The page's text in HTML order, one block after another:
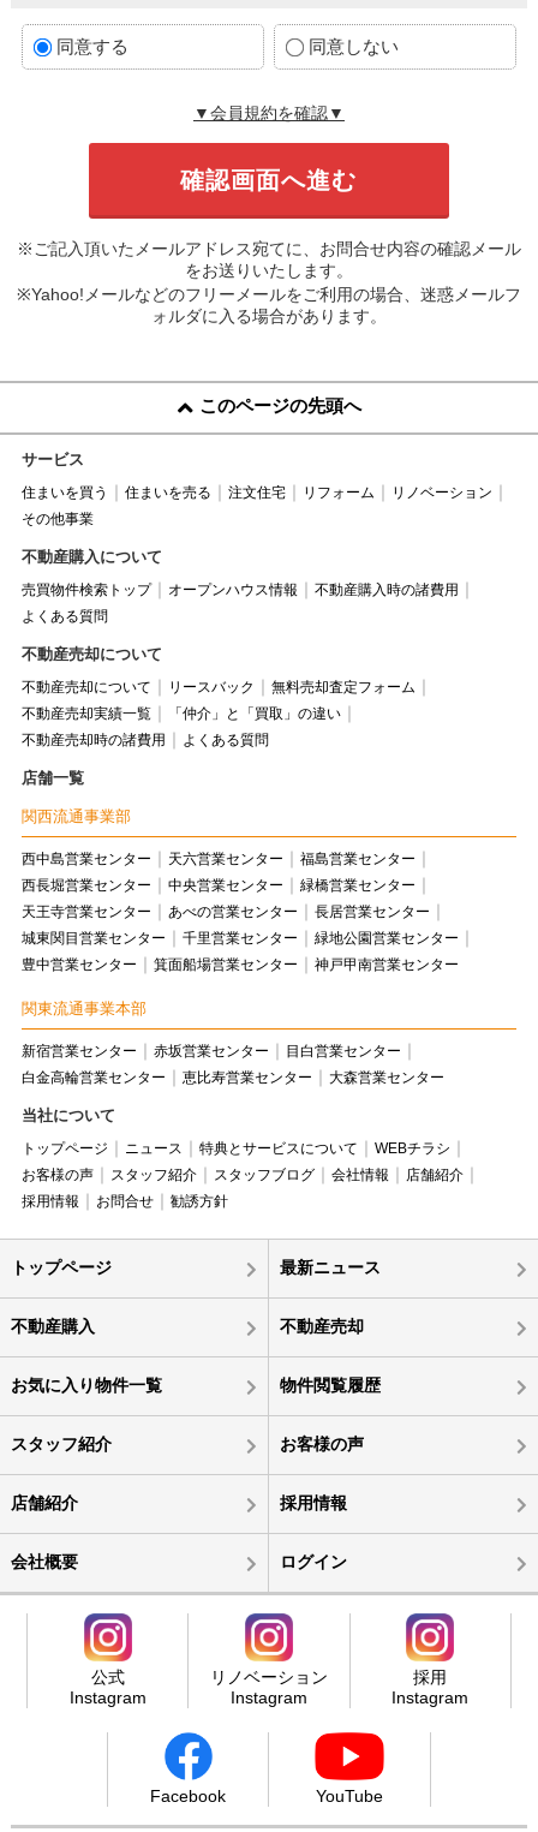
同意する 同意しない
▼会員規約を確認▼
※ご記入頂いたメールアドレス宛てに、お問合せ内容の確認メール
をお送りいたします。
※Yahoo!メールなどのフリーメールをご利用の場合、迷惑メールフ
ォルダに入る場合があります。
このページの先頭へ
サービス
住まいを買う 住まいを売る 注文住宅 リフォーム
リノベーション
その他事業
不動産購入について
売買物件検索トップ オープンハウス情報
不動産購入時の諸費用
よくある質問
不動産売却について
不動産売却について リースバック
無料売却査定フォーム
不動産売却実績一覧
「仲介」と「買取」の違い
不動産売却時の諸費用
よくある質問
店舗一覧
関西流通事業部
西中島営業センター 天六営業センター
福島営業センター
西長堀営業センター
中央営業センター
緑橋営業センター
天王寺営業センター
あべの営業センター
長居営業センター
城東関目営業センター
千里営業センター
緑地公園営業センター
豊中営業センター
箕面船場営業センター 神戸甲南営業センター
関東流通事業本部
新宿営業センター 赤坂営業センター
目白営業センター
白金高輪営業センター
恵比寿営業センター 大森営業センター
当社について
トップページ ニュース 特典とサービスについて
WEBチラシ
お客様の声
スタッフ紹介 スタッフブログ 会社情報
店舗紹介
採用情報
お問合せ 勧誘方針
トップページ 最新ニュース
不動産購入 不動産売却
お気に入り物件一覧 物件閲覧履歴
スタッフ紹介 お客様の声
店舗紹介 採用情報
会社概要 ログイン
公式
Instagram
リノベーション
Instagram
採用
Instagram
Facebook YouTube